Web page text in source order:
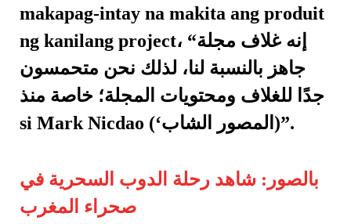
makapag-intay na makita ang produit
ng kanilang project، “إنه غلاف مجلة
جاهز بالنسبة لنا، لذلك نحن متحمسون
جدًا للغلاف ومحتويات المجلة؛ خاصة منذ
si Mark Nicdao (‘المصور الشاب)”.
بالصور: شاهد رحلة الدوب السحرية في
صحراء المغرب